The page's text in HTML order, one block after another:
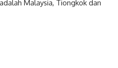
Malaysia, Tiongkok dan